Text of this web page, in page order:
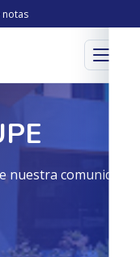
Menú
nuestra comunidad